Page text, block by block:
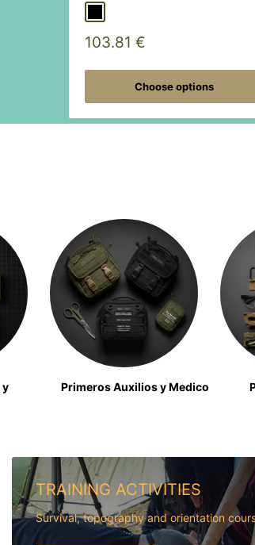
Sale
103.81 €
Choose options
y
Primeros Auxilios y Medico
TRAINING ACTIVITIES
Survival, topography and orientation